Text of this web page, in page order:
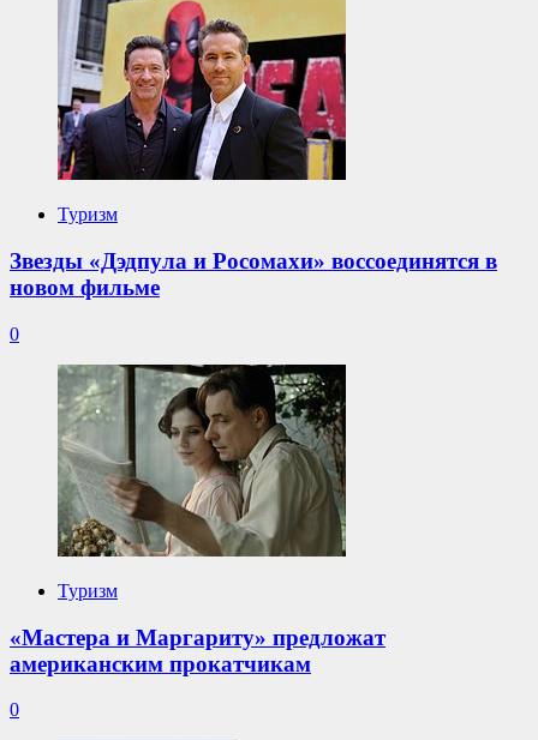
Туризм
Звезды «Дэдпула и Росомахи» воссоединятся в
новом фильме
0
Туризм
«Мастера и Маргариту» предложат
американским прокатчикам
0